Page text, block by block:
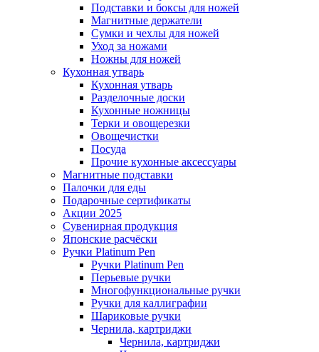
Подставки и боксы для ножей
Магнитные держатели
Сумки и чехлы для ножей
Уход за ножами
Ножны для ножей
Кухонная утварь
Кухонная утварь
Разделочные доски
Кухонные ножницы
Терки и овощерезки
Овощечистки
Посуда
Прочие кухонные аксессуары
Магнитные подставки
Палочки для еды
Подарочные сертификаты
Акции 2025
Сувенирная продукция
Японские расчёски
Ручки Platinum Pen
Ручки Platinum Pen
Перьевые ручки
Многофункциональные ручки
Ручки для каллиграфии
Шариковые ручки
Чернила, картриджи
Чернила, картриджи